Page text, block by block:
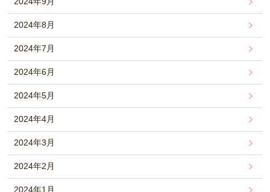
2024年8月
2024年7月
2024年6月
2024年5月
2024年4月
2024年3月
2024年2月
2024年1月